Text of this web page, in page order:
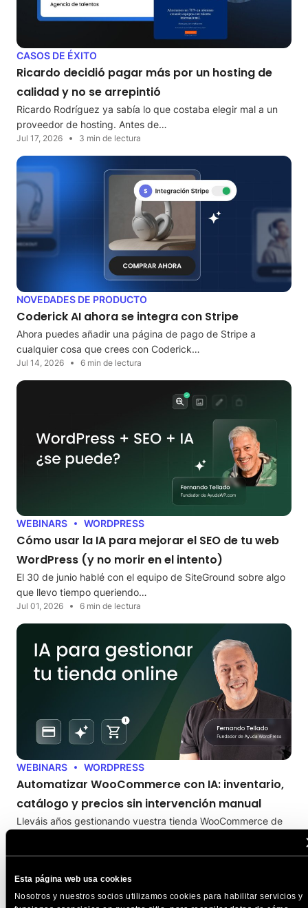
Esta página web usa cookies
Nosotros y nuestros socios utilizamos cookies para habilitar servicios y
CASOS DE ÉXITO
Ricardo decidió pagar más por un hosting de
calidad y no se arrepintió
Ricardo Rodríguez ya sabía lo que costaba elegir mal a un
proveedor de hosting. Antes de…
Jul 17, 2026 3 min de lectura
NOVEDADES DE PRODUCTO
Coderick AI ahora se integra con Stripe
Ahora puedes añadir una página de pago de Stripe a
cualquier cosa que crees con Coderick…
Jul 14, 2026 6 min de lectura
WEBINARS WORDPRESS
Cómo usar la IA para mejorar el SEO de tu web
WordPress (y no morir en el intento)
El 30 de junio hablé con el equipo de SiteGround sobre algo
que llevo tiempo queriendo…
Jul 01, 2026 6 min de lectura
WEBINARS WORDPRESS
Automatizar WooCommerce con IA: inventario,
catálogo y precios sin intervención manual
Lleváis años gestionando vuestra tienda WooCommerce de